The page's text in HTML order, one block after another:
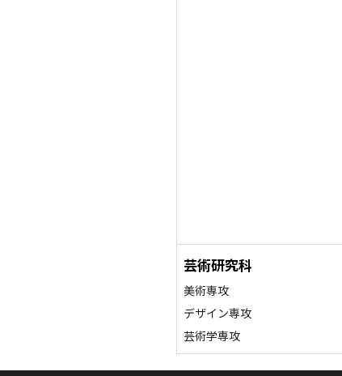
芸術研究科
美術専攻
デザイン専攻
芸術学専攻